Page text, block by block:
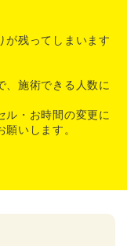
が残ってしまいます
、施術できる人数に
ル・お時間の変更に
いします。